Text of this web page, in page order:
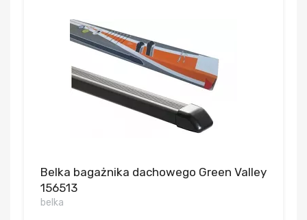
Belka bagażnika dachowego Green Valley
156513
belka